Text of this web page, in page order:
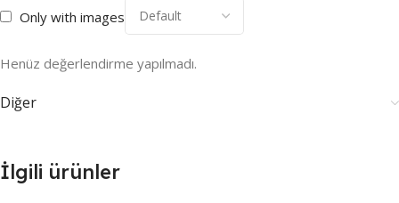
Only with images
Henüz değerlendirme yapılmadı.
Diğer
İlgili ürünler